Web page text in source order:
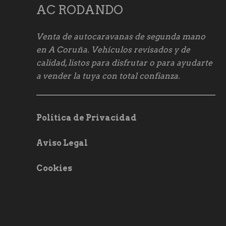
AC RODANDO
Venta de autocaravanas de segunda mano
en A Coruña. Vehículos revisados y de
calidad, listos para disfrutar o para ayudarte
a vender la tuya con total confianza.
Política de Privacidad
Aviso Legal
Cookies